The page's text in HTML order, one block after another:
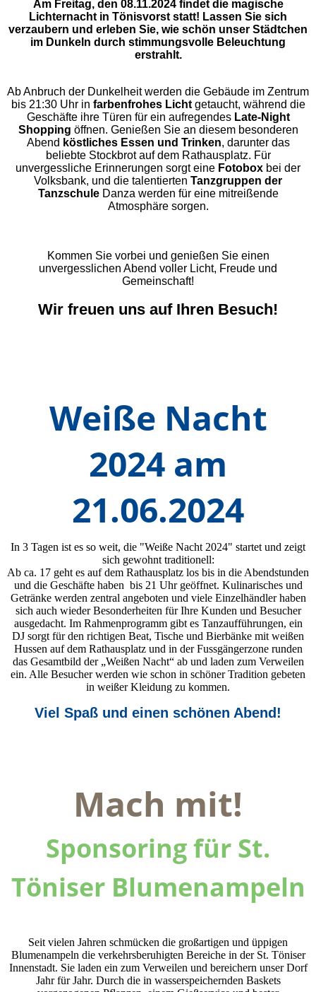
Am Freitag, den 08.11.2024 findet die magische
Lichternacht in Tönisvorst statt! Lassen Sie sich
verzaubern und erleben Sie, wie schön unser Städtchen
im Dunkeln durch stimmungsvolle Beleuchtung
erstrahlt.
Ab Anbruch der Dunkelheit werden die Gebäude im Zentrum
bis 21:30 Uhr in farbenfrohes Licht getaucht, während die
Geschäfte ihre Türen für ein aufregendes Late-Night
Shopping öffnen. Genießen Sie an diesem besonderen
Abend köstliches Essen und Trinken, darunter das
beliebte Stockbrot auf dem Rathausplatz. Für
unvergessliche Erinnerungen sorgt eine Fotobox bei der
Volksbank, und die talentierten Tanzgruppen der
TanzschuleDanza werden für eine mitreißende
Atmosphäre sorgen.
Kommen Sie vorbei und genießen Sie einen
unvergesslichen Abend voller Licht, Freude und
Gemeinschaft!
Wir freuen uns auf Ihren Besuch!
Weiße Nacht
2024 am
21.06.2024
In 3 Tagen ist es so weit, die "Weiße Nacht 2024" startet und zeigt
sich gewohnt traditionell:
Ab ca. 17 geht es auf dem Rathausplatz los bis in die Abendstunden
und die Geschäfte haben bis 21 Uhr geöffnet. Kulinarisches und
Getränke werden zentral angeboten und viele Einzelhändler haben
sich auch wieder Besonderheiten für Ihre Kunden und Besucher
ausgedacht. Im Rahmenprogramm gibt es Tanzaufführungen, ein
DJ sorgt für den richtigen Beat, Tische und Bierbänke mit weißen
Hussen auf dem Rathausplatz und in der Fussgängerzone runden
das Gesamtbild der „Weißen Nacht“ ab und laden zum Verweilen
ein. Alle Besucher werden wie schon in schöner Tradition gebeten
in weißer Kleidung zu kommen.
Viel Spaß und einen schönen Abend!
Mach mit!
Sponsoring für St.
Töniser Blumenampeln
Seit vielen Jahren schmücken die großartigen und üppigen
Blumenampeln die verkehrsberuhigten Bereiche in der St. Töniser
Innenstadt. Sie laden ein zum Verweilen und bereichern unser Dorf
Jahr für Jahr. Durch die in wasserspeichernden Baskets